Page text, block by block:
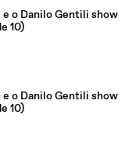
e o Danilo Gentili show
10)
e o Danilo Gentili show
10)